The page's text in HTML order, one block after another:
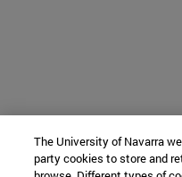
The University of Navarra
party cookies to store and